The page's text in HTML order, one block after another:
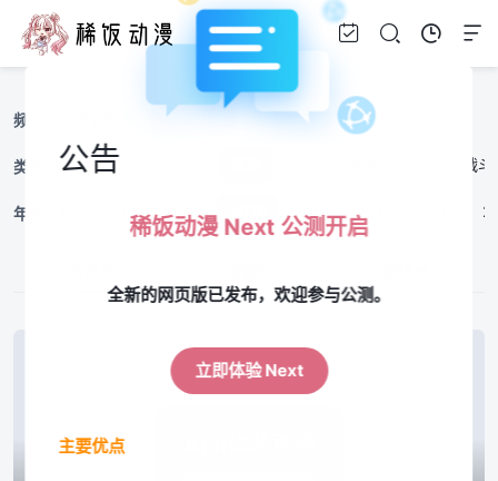
频道 完结旧番 剧场版 美漫
类型 原创 战斗
年份 2017 2016 2014 2013
公告
稀饭动漫 Next 公测开启
全新的网页版已发布，欢迎参与公测。
立即体验 Next
主要优点